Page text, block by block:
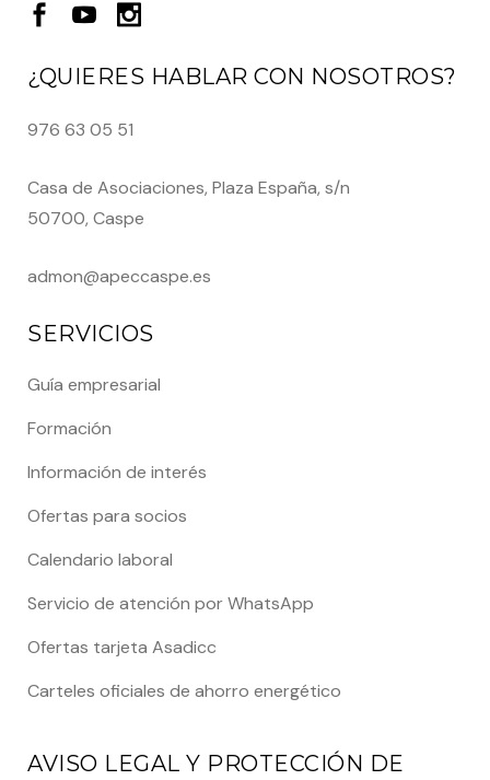
¿QUIERES HABLAR CON NOSOTROS?
976 63 05 51
Casa de Asociaciones, Plaza España, s/n
50700, Caspe
admon@apeccaspe.es
SERVICIOS
Guía empresarial
Formación
Información de interés
Ofertas para socios
Calendario laboral
Servicio de atención por WhatsApp
Ofertas tarjeta Asadicc
Carteles oficiales de ahorro energético
AVISO LEGAL Y PROTECCIÓN DE